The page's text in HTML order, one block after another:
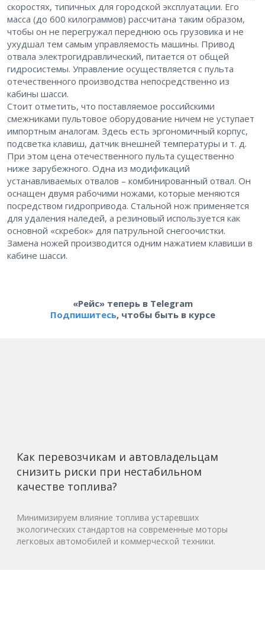
скоростях, типичных для городской эксплуатации. Его
масса (до 600 килограммов) рассчитана таким образом,
чтобы он не перегружал переднюю ось грузовика и не
ухудшал тем самым управляемость машины. Привод
отвала электрогидравлический, питается от общей
гидросистемы. Управление осуществляется с пульта
отечественного производства непосредственно из
кабины шасси.
Стоит отметить, что поставляемое российскими
смежниками пультовое оборудование ничем не уступает
импортным аналогам. Здесь есть эргономичный корпус,
подсветка клавиш, датчик внешней температуры и т. д.
При этом цена отечественного пульта существенно
ниже зарубежного. Одна из модификаций
устанавливаемых отвалов – комбинированный отвал. Он
оснащен двумя рабочими ножами, которые меняются
посредством гидропривода. Стальной нож применяется
для удаления наледей, а резиновый используется как
основной «скребок» для патрульной снегоочистки.
Замена ножей производится одним нажатием клавиши в
кабине шасси.
«Рейс» теперь в Telegram
Подпишитесь, чтобы быть в курсе
Как перевозчикам и автовладельцам
снизить риски при нестабильном
качестве топлива?
Минимизируем влияние топлива устаревших
экологических стандартов на современные моторы
легковых автомобилей и коммерческой техники.